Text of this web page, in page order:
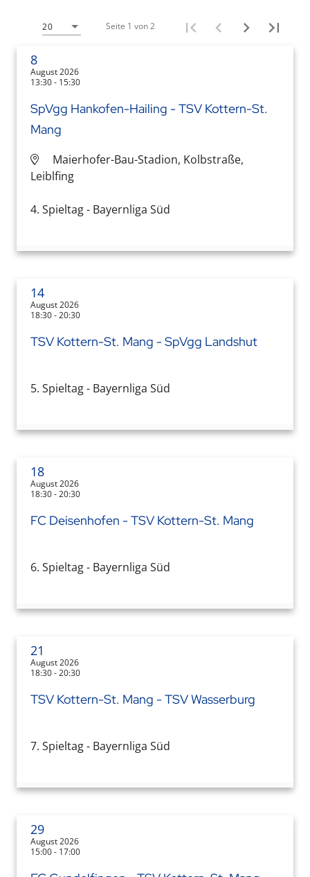
20 Seite 1 von 2
8
August 2026
13:30 - 15:30
SpVgg Hankofen-Hailing - TSV Kottern-St.
Mang
Maierhofer-Bau-Stadion, Kolbstraße,
Leiblfing
4. Spieltag - Bayernliga Süd
14
August 2026
18:30 - 20:30
TSV Kottern-St. Mang - SpVgg Landshut
5. Spieltag - Bayernliga Süd
18
August 2026
18:30 - 20:30
FC Deisenhofen - TSV Kottern-St. Mang
6. Spieltag - Bayernliga Süd
21
August 2026
18:30 - 20:30
TSV Kottern-St. Mang - TSV Wasserburg
7. Spieltag - Bayernliga Süd
29
August 2026
15:00 - 17:00